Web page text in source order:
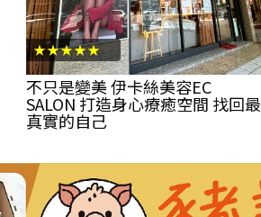
★★★★★
不只是變美 伊卡絲美容EC
SALON 打造身心療癒空間 找回最
真實的自己